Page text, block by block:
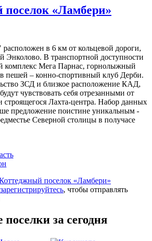
«Ламбери»
в 6 км от кольцевой дороги,
Энколово. В транспортной доступности
комплекс Мега Парнас, горнолыжный
пешей – конно-спортивный клуб Дерби.
ЗСД и близкое расположение КАД,
чувствовать себя отрезанными от
строящегося Лахта-центра. Набор данных
предложение поистине уникальным -
Северной столицы в получасе
поселок «Ламбери»
зарегистрируйтесь, чтобы отправлять
за сегодня